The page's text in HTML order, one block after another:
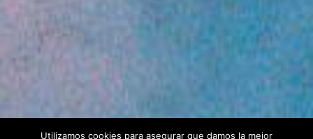
Utilizamos cookies para asegurar que damos la mejor